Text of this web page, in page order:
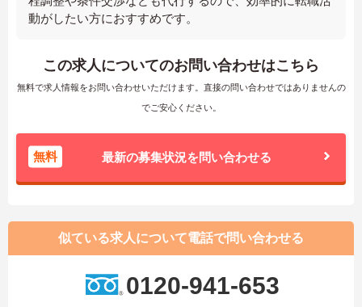
動がしたい方におすすめです。
この求人についてのお問い合わせはこちら
無料で求人情報をお問い合わせいただけます。直接の問い合わせではありませんの
でご安心ください。
無料 最新の募集状況を問い合わせる
似ている求人について電話で問い合わせる
0120-941-653